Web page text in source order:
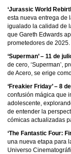
‘Jurassic World
esta nueva entrega de
igualado la calidad de
que Gareth Edwards
prometedores de 2025.
‘Superman’ – 11 de
de cero, ‘Superman’,
de Acero, se erige
‘Freakier Friday’ – 8
confusión mágica que
adolescente,
de entender la
cómicas actualizadas
‘The Fantastic Four:
una nueva etapa para
Universo